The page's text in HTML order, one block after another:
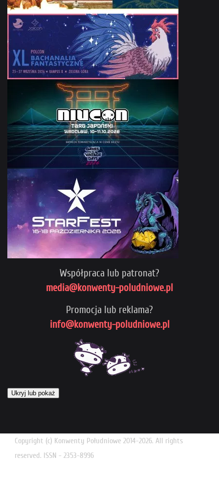
Współpraca lub patronat?
media@konwenty-poludniowe.pl
Promocja lub reklama?
info@konwenty-poludniowe.pl
Ukryj lub pokaż
Copyright (c) Konwenty Południowe 2014-2026. All rights
reserved. ISSN - 2353-8996